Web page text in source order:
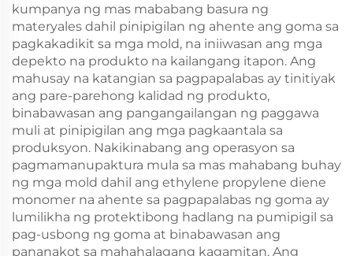
kumpanya ng mas mababang basura ng
materyales dahil pinipigilan ng ahente ang goma sa
pagkakadikit sa mga mold, na iniiwasan ang mga
depekto na produkto na kailangang itapon. Ang
mahusay na katangian sa pagpapalabas ay tinitiyak
ang pare-parehong kalidad ng produkto,
binabawasan ang pangangailangan ng paggawa
muli at pinipigilan ang mga pagkaantala sa
produksyon. Nakikinabang ang operasyon sa
pagmamanupaktura mula sa mas mahabang buhay
ng mga mold dahil ang ethylene propylene diene
monomer na ahente sa pagpapalabas ng goma ay
lumilikha ng protektibong hadlang na pumipigil sa
pag-usbong ng goma at binabawasan ang
pananakot sa mahahalagang kagamitan. Ang